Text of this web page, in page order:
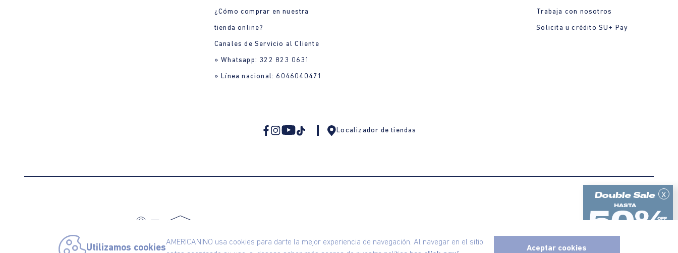
x
Utilizamos cookies
AMERICANINO usa cookies para darte la mejor experiencia de navegación. Al navegar en el sitio
Aceptar cookies
¿Cómo comprar en nuestra
tienda online?
Canales de Servicio al Cliente
» Whatsapp: 322 823 0631
» Línea nacional: 6046040471
Trabaja con nosotros
Solicita u crédito SU+ Pay
Localizador de tiendas